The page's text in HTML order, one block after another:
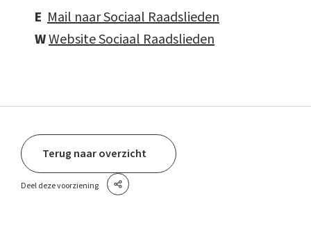
E Mail naar Sociaal Raadslieden
WWebsite Sociaal Raadslieden
Terug naar overzicht
Deel deze voorziening